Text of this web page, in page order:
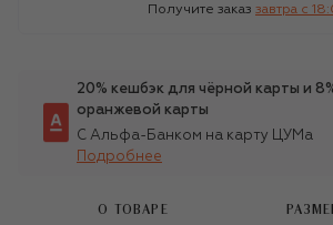
Получите заказ завтра c
20% кешбэк для чёрной карты и
оранжевой карты
С Альфа-Банком на карту ЦУМа
Подробнее
О ТОВАРЕ